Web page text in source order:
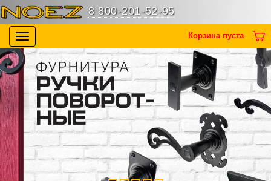
8 800-201-52-95
Toggle
navigation
Корзина пуста